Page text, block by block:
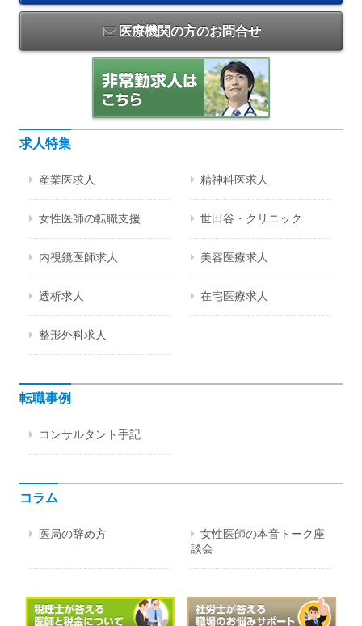
医療機関の方のお問合せ
求人特集
産業医求人 精神科医求人
女性医師の転職支援 世田谷・クリニック
内視鏡医師求人 美容医療求人
透析求人 在宅医療求人
整形外科求人
転職事例
コンサルタント手記
コラム
医局の辞め方
女性医師の本音トーク座
談会